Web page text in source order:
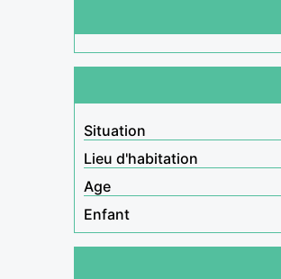
Situation
Lieu d'habitation
Age
Enfant